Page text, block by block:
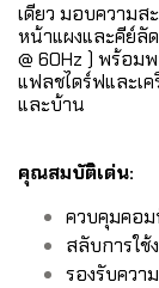
เดียว มอบความส
หน้าแผงและคีย์ลั
@ 60Hz ) พร้อม
แฟลชไดร์ฟและเ
และบ้าน
คุณสมบัติเด่น:
ควบคุมคอม
สลับการใช้
รองรับควา